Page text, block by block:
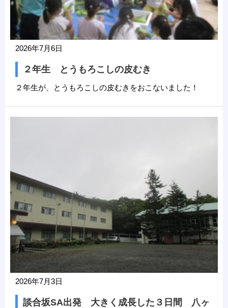
2026年7月6日
２年生 とうもろこしの皮むき
２年生が、とうもろこしの皮むきをおこないました！
2026年7月3日
談合坂SA出発 大きく成長した３日間 八ヶ